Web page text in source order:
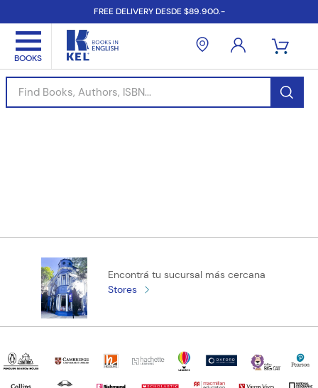
FREE DELIVERY DESDE $89.900.-
Find Books, Authors, ISBN...
Encontrá tu sucursal más cercana
Stores